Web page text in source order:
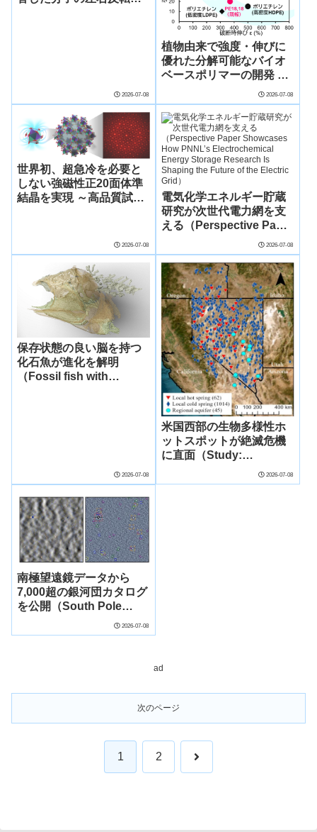
2026-07-08
植物由来で強度・伸びに
優れた分解可能なバイオ
ベースポリマーの開発 ～
植物油とアミノ酸より誘
導したサステイナブル高
機能材料～
2026-07-08
世界初、超急冷を必要と
しない強磁性正20面体準
結晶を実現 ～高品質試料
2026-07-08
電気化学エネルギー貯蔵
研究が次世代電力網を支
える（Perspective Paper
Showcases How PNNL’s
Electrochemical Energy
Storage Research Is
Shaping the Future of
the Electric Grid）
2026-07-08
保存状態の良い脳を持つ
化石魚が進化を解明
（Fossil fish with
2026-07-08
米国西部の生物多様性ホ
ットスポットが絶滅危機
に直面（Study:
Biodiversity Hotspots in
American West Face
2026-07-08
南極望遠鏡データから
7,000超の銀河団カタログ
を公開（South Pole
Telescope analysis
yields catalog of more
2026-07-08
ad
次のページ
1 2 次